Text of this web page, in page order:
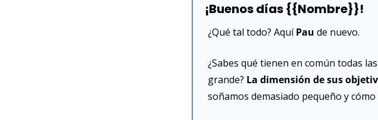
¡Buenos días {{Nombre}}!
¿Qué tal todo? Aquí Pau de nuevo.
¿Sabes qué tienen en común todas
grande? La dimensión de sus
soñamos demasiado pequeño y